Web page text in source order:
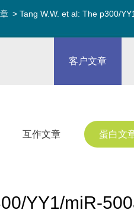
> Tang W.W. et al: The p300/
客户文章
互作文章 蛋白文
YY1/miR-